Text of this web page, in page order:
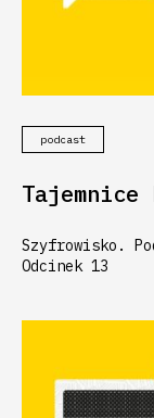
podcast
Szyfrowisko.
Odcinek 13